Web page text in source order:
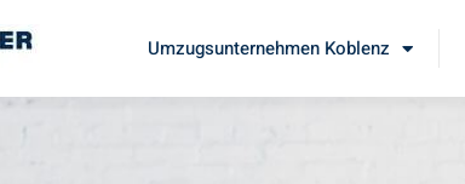
Umzugsunternehmen Koblenz